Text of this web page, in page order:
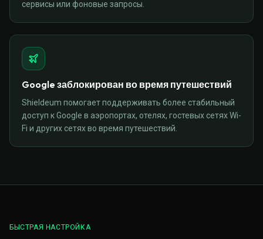
сервисы или фоновые запросы.
Google заблокирован во время путешествий
Shieldeum помогает поддерживать более стабильный
доступ к Google в аэропортах, отелях, гостевых сетях Wi-
Fi и других сетях во время путешествий.
БЫСТРАЯ НАСТРОЙКА